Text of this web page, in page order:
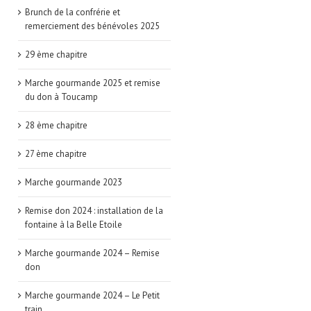
Brunch de la confrérie et
remerciement des bénévoles 2025
29 ème chapitre
Marche gourmande 2025 et remise
du don à Toucamp
28 ème chapitre
27 ème chapitre
Marche gourmande 2023
Remise don 2024 : installation de la
fontaine à la Belle Etoile
Marche gourmande 2024 – Remise
don
Marche gourmande 2024 – Le Petit